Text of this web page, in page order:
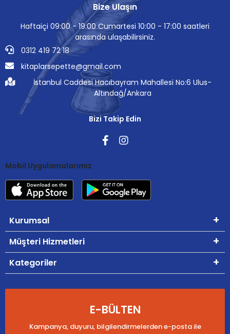
Bize Ulaşın
Haftaiçi 09:00 - 19:00 Cumartesi 10:00 - 17:00 saatleri
arasında ulaşabilirsiniz.
0312 419 72 18
kitaplarsepette@gmail.com
İstanbul Caddesi Hacıbayram Mahallesi No:6 Ulus-
Altındağ/Ankara
Bizi Takip Edin
Mobil Uygulamalarımız
Kurumsal
Müşteri Hizmetleri
Kategoriler
E-BÜLTEN
Kampanya, duyuru, bilgilendirmelerden e-posta ile